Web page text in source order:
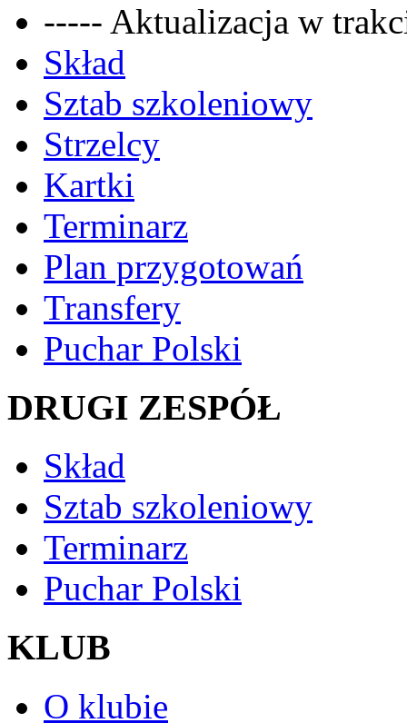
----- Aktualizacja w
Skład
Sztab szkoleniowy
Strzelcy
Kartki
Terminarz
Plan przygotowań
Transfery
Puchar Polski
DRUGI ZESPÓŁ
Skład
Sztab szkoleniowy
Terminarz
Puchar Polski
KLUB
O klubie